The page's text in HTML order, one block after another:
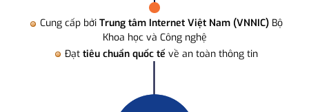
Cung cấp bởi Trung tâm Internet Việt Nam (VNNIC) Bộ
Khoa học và Công nghệ
Đạt tiêu chuẩn quốc tế về an toàn thông tin